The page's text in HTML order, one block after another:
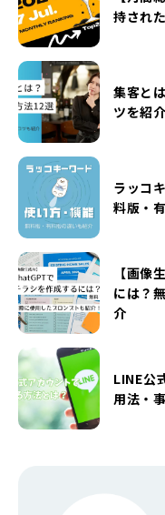
持され
集客と
ツを紹介
ラッコ
料版・
【画像
には？
介
LINE公
用法・